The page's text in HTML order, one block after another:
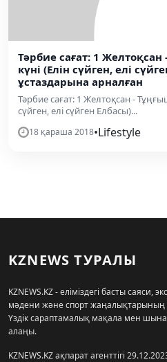
Тәрбие сағат: 1
күні (Елін сүйген, елі
ұстаздарына арналған
Тәрбие сағат: 1 Желтоқсан -
сүйген, елі сүйген Елбасы)...
18 қараша 2018•Lifestyle
KZNEWS ТУРАЛЫ
KZNEWS.KZ - еліміздегі басты саяси,
мәдени және спорт жаңалықтарының
Үздік сараптамалық мақала мен
алаңы.
KZNEWS.KZ ақпарат агенттігі